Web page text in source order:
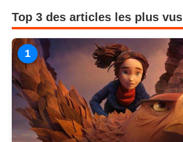
Top 3 des articles les plus vus
1